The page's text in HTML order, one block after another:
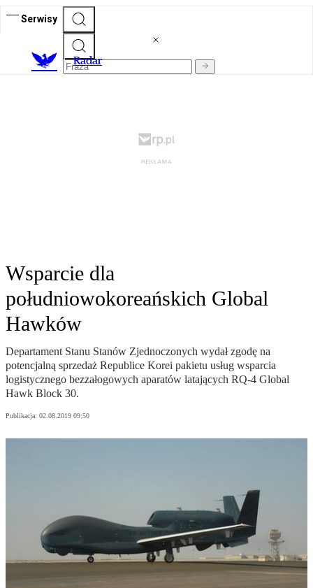
Serwisy
Radar
Wsparcie dla
południowokoreańskich Global
Hawków
Departament Stanu Stanów Zjednoczonych wydał zgodę na
potencjalną sprzedaż Republice Korei pakietu usług wsparcia
logistycznego bezzałogowych aparatów latających RQ-4 Global
Hawk Block 30.
Publikacja: 02.08.2019 09:50